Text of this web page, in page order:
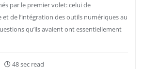
par le premier volet: celui de
et de l’intégration des outils numériques au
qu’ils avaient ont essentiellement
48 sec read